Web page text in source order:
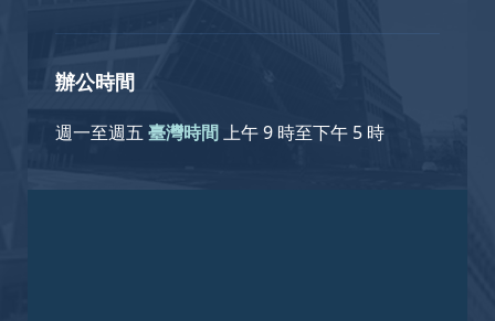
辦公時間
週一至週五 臺灣時間上午 9 時至下午 5 時